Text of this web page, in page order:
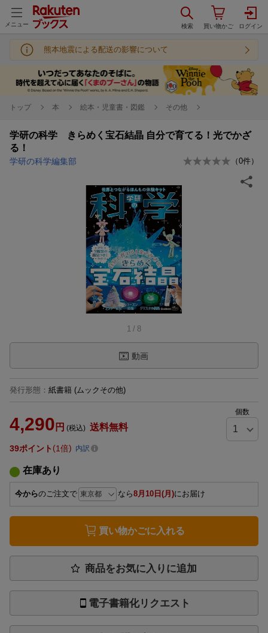
メニュー
熊本地震による配送の影響について
トップ 本 絵本・児童書・図鑑 その他
学研の科学 きらめく宝石結晶 自分で育てる！光でかざ
る！
学研の科学編集部 （0件）
1 / 8
動画
発行形態 ： 紙書籍 (ムックその他)
4,290 円 (税込) 送料無料
個数
39ポイント 1倍 内訳
在庫あり
今からのご注文で なら8月10日(月)にお届け
買い物かごに入れる
商品をお気に入りに追加
電子書籍化リクエスト